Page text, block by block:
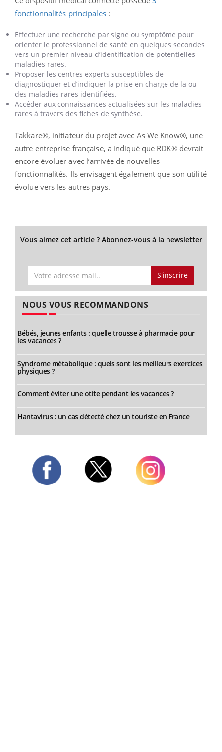
fonctionnalités principales:
Effectuer une recherche par signe ou symptôme pour
orienter le professionnel de santé en quelques secondes
vers un premier niveau d’identification de potentielles
maladies rares.
Proposer les centres experts susceptibles de
diagnostiquer et d’indiquer la prise en charge de la ou
des maladies rares identifiées.
Accéder aux connaissances actualisées sur les maladies
rares à travers des fiches de synthèse.
Takkare®, initiateur du projet avec As We Know®, une
autre entreprise française, a indiqué que RDK® devrait
encore évoluer avec l’arrivée de nouvelles
fonctionnalités. Ils envisagent également que son utilité
évolue vers les autres pays.
Vous aimez cet article ? Abonnez-vous à la newsletter
!
S'inscrire
NOUS VOUS RECOMMANDONS
Bébés, jeunes enfants : quelle trousse à pharmacie pour
les vacances ?
Syndrome métabolique : quels sont les meilleurs exercices
physiques ?
Comment éviter une otite pendant les vacances ?
Hantavirus : un cas détecté chez un touriste en France